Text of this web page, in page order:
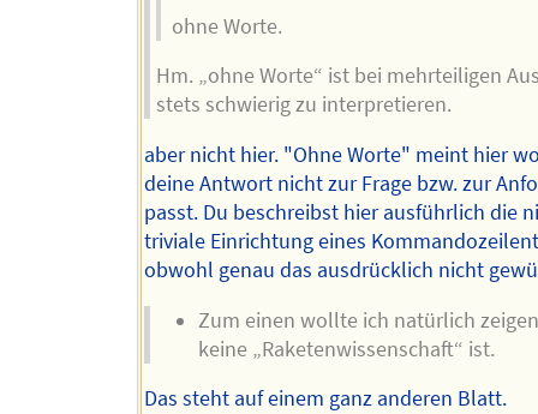
ohne Worte.
Hm. „ohne Worte“ ist bei mehrteiligen
stets schwierig zu interpretieren.
aber nicht hier. "Ohne Worte" meint hier
deine Antwort nicht zur Frage bzw. zur
passt. Du beschreibst hier ausführlich die
triviale Einrichtung eines
obwohl genau das ausdrücklich nicht
Zum einen wollte ich natürlich
keine „Raketenwissenschaft“ ist.
Das steht auf einem ganz anderen Blatt.